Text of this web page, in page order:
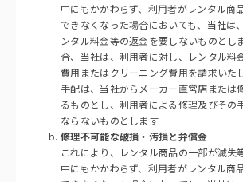
中にもかかわらず、利用者がレンタル商
できなくなった場合においても、当社は
ンタル料金等の返金を要しないものとし
合、当社は、利用者に対し、レンタル料
費用またはクリーニング費用を請求いた
手配は、当社からメーカー直営店または
るものとし、利用者による修理及びその
ならないものとします
修理不可能な破損・汚損と弁償金
これにより、レンタル商品の一部が滅失
中にもかかわらず、利用者がレンタル商